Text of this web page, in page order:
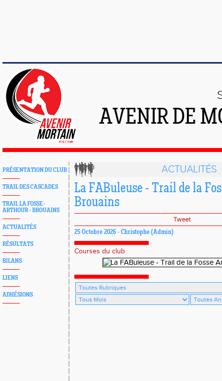
AVENIR DE
PRÉSENTATION DU CLUB
TRAIL DES CASCADES
TRAIL LA FOSSE-
ARTHOUR - BROUAINS
ACTUALITÉS
RÉSULTATS
BILANS
LIENS
ADHÉSIONS
ACTUALITÉS
La FABuleuse - Trail de la
Brouains
Tweet
25 Octobre 2026 - Christophe (Admin)
Courses du club